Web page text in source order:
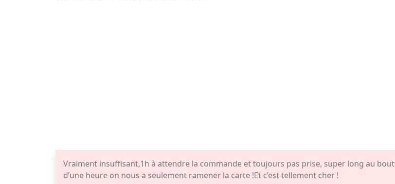
Vraiment insuffisant,1h à attendre la commande et toujours pas prise, super long au bout
d’une heure on nous a seulement ramener la carte !Et c’est tellement cher !